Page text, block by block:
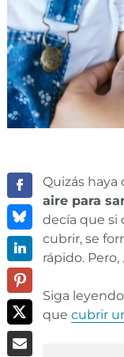
Quizás haya
aire para
decía que si
cubrir, se
rápido.
Siga
que cubrir